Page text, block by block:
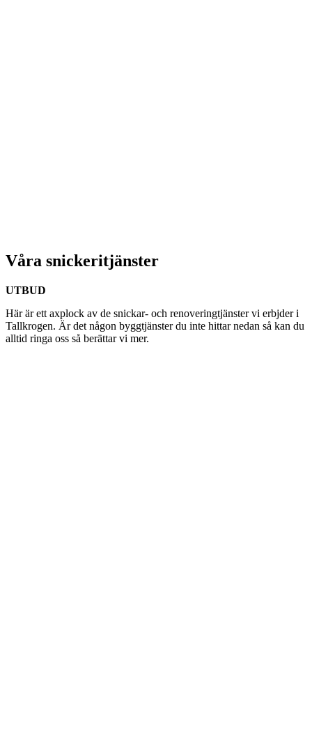
Våra snickeritjänster
UTBUD
Här är ett axplock av de snickar- och renoveringtjänster vi erbjder i
Tallkrogen. Är det någon byggtjänster du inte hittar nedan så kan du
alltid ringa oss så berättar vi mer.